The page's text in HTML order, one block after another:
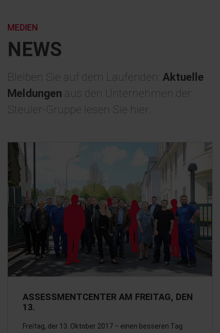
NEWS
MEDIEN
Bleiben Sie auf dem Laufenden: Aktuelle
Meldungen aus den Unternehmen der
Steuler-Gruppe lesen Sie hier.
ASSESSMENTCENTER AM FREITAG, DEN
13.
Freitag, der 13. Oktober 2017 – einen besseren Tag